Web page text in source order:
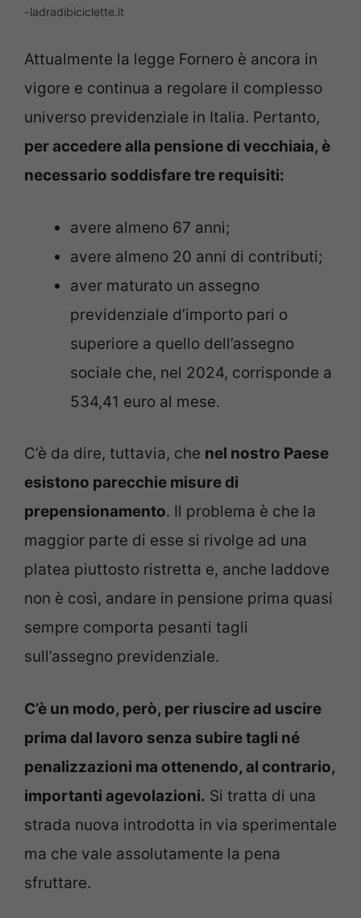
-ladradibiciclette.it
Attualmente la legge Fornero è ancora in
vigore e continua a regolare il complesso
universo previdenziale in Italia. Pertanto,
per accedere alla pensione di vecchiaia, è
necessario soddisfare tre requisiti:
avere almeno 67 anni;
avere almeno 20 anni di contributi;
aver maturato un assegno
previdenziale d’importo pari o
superiore a quello dell’assegno
sociale che, nel 2024, corrisponde a
534,41 euro al mese.
C’è da dire, tuttavia, che nel nostro Paese
esistono parecchie misure di
prepensionamento. Il problema è che la
maggior parte di esse si rivolge ad una
platea piuttosto ristretta e, anche laddove
non è così, andare in pensione prima quasi
sempre comporta pesanti tagli
sull’assegno previdenziale.
C’è un modo, però, per riuscire ad uscire
prima dal lavoro senza subire tagli né
penalizzazioni ma ottenendo, al contrario,
importanti agevolazioni. Si tratta di una
strada nuova introdotta in via sperimentale
ma che vale assolutamente la pena
sfruttare.